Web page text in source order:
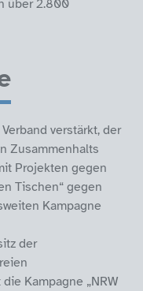
über 2.800
verstärkt, der
Zusammenhalts
Projekten gegen
Tischen“ gegen
Kampagne
der
Kampagne „NRW